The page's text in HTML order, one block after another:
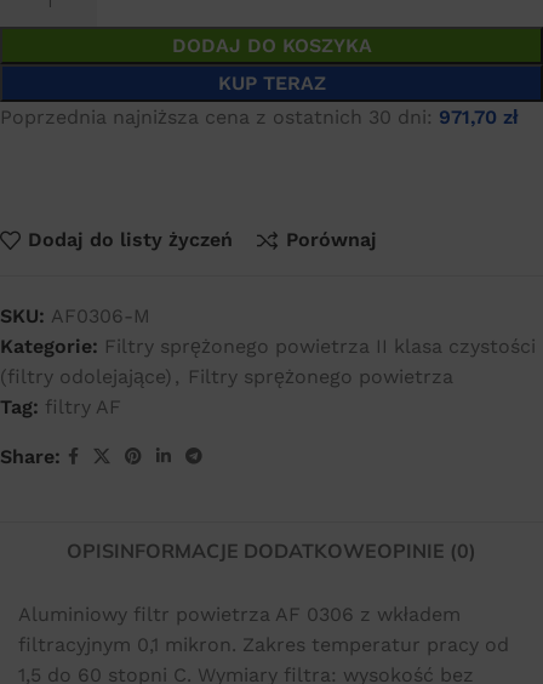
DODAJ DO KOSZYKA
KUP TERAZ
Poprzednia najniższa cena z ostatnich 30 dni: 971,70 zł
Dodaj do listy życzeń Porównaj
SKU: AF0306-M
Kategorie: Filtry sprężonego powietrza II klasa czystości
(filtry odolejające) , Filtry sprężonego powietrza
Tag: filtry AF
Share:
OPISINFORMACJE DODATKOWEOPINIE (0)
Aluminiowy filtr powietrza AF 0306 z wkładem
filtracyjnym 0,1 mikron. Zakres temperatur pracy od
1,5 do 60 stopni C. Wymiary filtra: wysokość bez